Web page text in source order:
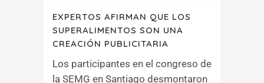
EXPERTOS AFIRMAN QUE LOS
SUPERALIMENTOS SON UNA
CREACIÓN PUBLICITARIA
Los participantes en el congreso de
la SEMG en Santiago desmontaron